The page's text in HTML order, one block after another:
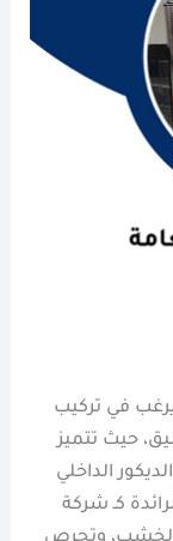
يرغب في تركيب
حيث تتميز
الداخلي
كـ شركة